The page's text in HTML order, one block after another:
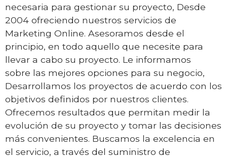
necesaria para gestionar su proyecto, Desde
2004 ofreciendo nuestros servicios de
Marketing Online. Asesoramos desde el
principio, en todo aquello que necesite para
llevar a cabo su proyecto. Le informamos
sobre las mejores opciones para su negocio,
Desarrollamos los proyectos de acuerdo con los
objetivos definidos por nuestros clientes.
Ofrecemos resultados que permitan medir la
evolución de su proyecto y tomar las decisiones
más convenientes. Buscamos la excelencia en
el servicio, a través del suministro de